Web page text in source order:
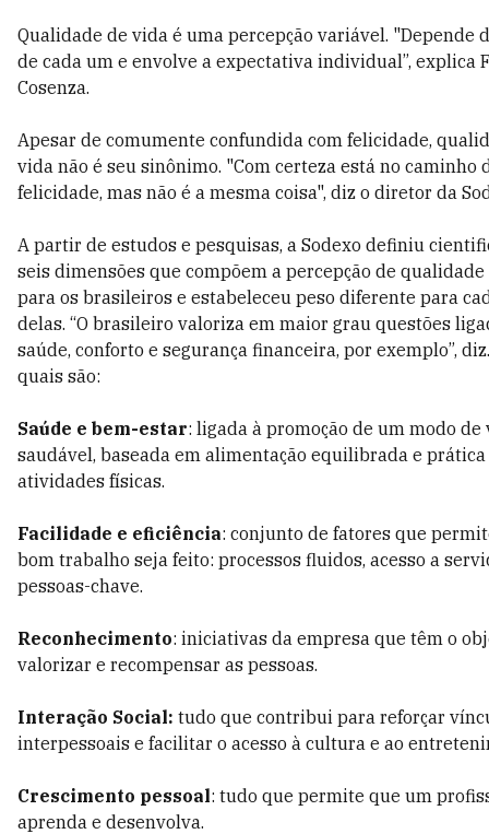
Qualidade de vida é uma percepção variável. "Depende
de cada um e envolve a expectativa individual”, explica
Cosenza.
Apesar de comumente confundida com felicidade,
vida não é seu sinônimo. "Com certeza está no caminho
felicidade, mas não é a mesma coisa", diz o diretor da
A partir de estudos e pesquisas, a Sodexo definiu
seis dimensões que compõem a percepção de
para os brasileiros e estabeleceu peso diferente para
delas. “O brasileiro valoriza em maior grau questões
saúde, conforto e segurança financeira, por exemplo”,
quais são:
Saúde e bem-estar: ligada à promoção de um modo de
saudável, baseada em alimentação equilibrada e prática
atividades físicas.
Facilidade e eficiência: conjunto de fatores que
bom trabalho seja feito: processos fluidos, acesso a
pessoas-chave.
Reconhecimento: iniciativas da empresa que têm o
valorizar e recompensar as pessoas.
Interação Social: tudo que contribui para reforçar
interpessoais e facilitar o acesso à cultura e ao
Crescimento pessoal: tudo que permite que um
aprenda e desenvolva.